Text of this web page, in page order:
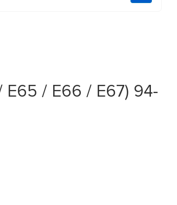
/ E66 / E67) 94-